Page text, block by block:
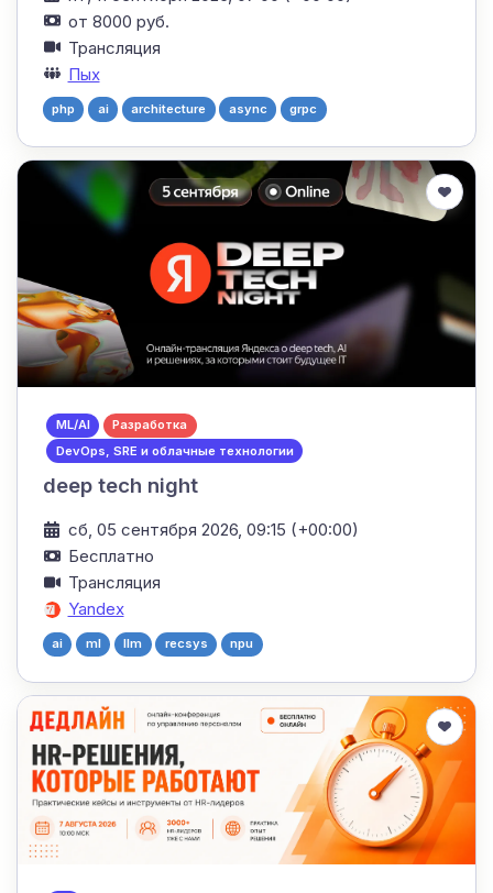
от 8000 руб.
Трансляция
Пых
php ai architecture async grpc
ML/AI
Разработка
DevOps, SRE и облачные технологии
deep tech night
сб, 05 сентября 2026, 09:15 (+00:00)
Бесплатно
Трансляция
Yandex
ai ml llm recsys npu